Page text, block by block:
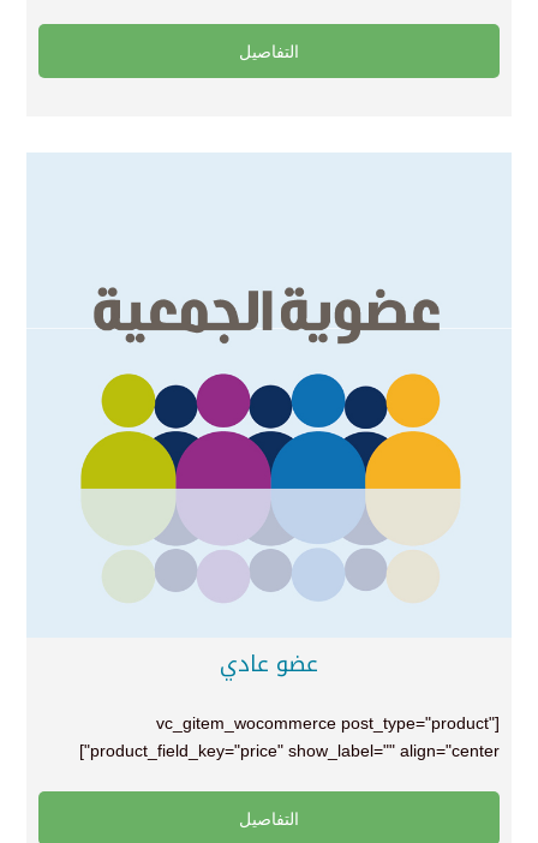
التفاصيل
عضو عادي
[vc_gitem_wocommerce post_type="product"
product_field_key="price" show_label="" align="center"]
التفاصيل